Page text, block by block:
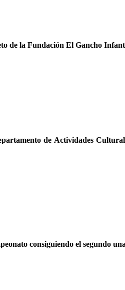
de la Fundación El Gancho
de Actividades
consiguiendo el segundo